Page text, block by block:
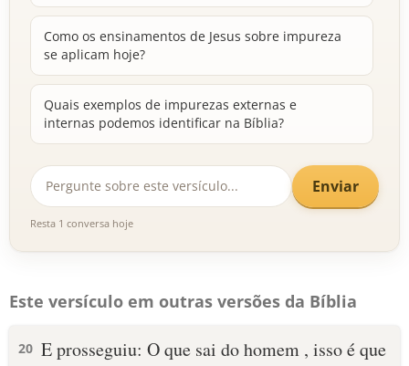
Como os ensinamentos de Jesus sobre impureza
se aplicam hoje?
Quais exemplos de impurezas externas e
internas podemos identificar na Bíblia?
Enviar
Resta 1 conversa hoje
Este versículo em outras versões da Bíblia
20 E prosseguiu: O que sai do homem , isso é que